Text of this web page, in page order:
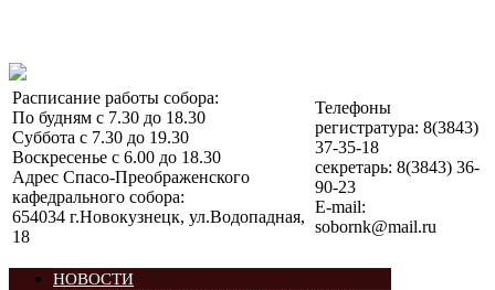
Расписание работы собора:
По будням с 7.30 до 18.30
Суббота с 7.30 до 19.30
Воскресенье с 6.00 до 18.30
Адрес Спасо-Преображенского
кафедрального собора:
654034 г.Новокузнецк, ул.Водопадная,
18
Телефоны
регистратура: 8(3843)
37-35-18
секретарь: 8(3843) 36-
90-23
E-mail:
sobornk@mail.ru
НОВОСТИ